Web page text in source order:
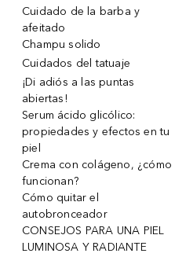
Cuidado de la barba y
afeitado
Champu solido
Cuidados del tatuaje
¡Di adiós a las puntas
abiertas!
Serum ácido glicólico:
propiedades y efectos en tu
piel
Crema con colágeno, ¿cómo
funcionan?
Cómo quitar el
autobronceador
CONSEJOS PARA UNA PIEL
LUMINOSA Y RADIANTE